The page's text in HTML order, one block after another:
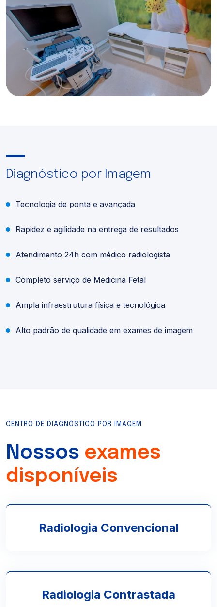
Onde Estamos
Serviços Online
Guia Médico
Diagnóstico por Imagem
Tecnologia de ponta e avançada
Rapidez e agilidade na entrega de resultados
Atendimento 24h com médico radiologista
Completo serviço de Medicina Fetal
Ampla infraestrutura física e tecnológica
Alto padrão de qualidade em exames de imagem
CENTRO DE DIAGNÓSTICO POR IMAGEM
Nossos exames
disponíveis
Radiologia Convencional
Radiologia Contrastada
oferece os melhores planos empresariais!
Planos para empresas